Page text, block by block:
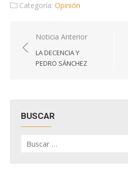
Categoría: Opinión
Navegación
de
entradas
Noticia Anterior
LA DECENCIA Y
PEDRO SÁNCHEZ
BUSCAR
por: